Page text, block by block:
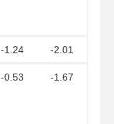
-1.24 -2.01
-0.53 -1.67